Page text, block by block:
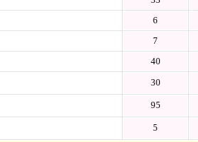
6
7
40
30
95
5